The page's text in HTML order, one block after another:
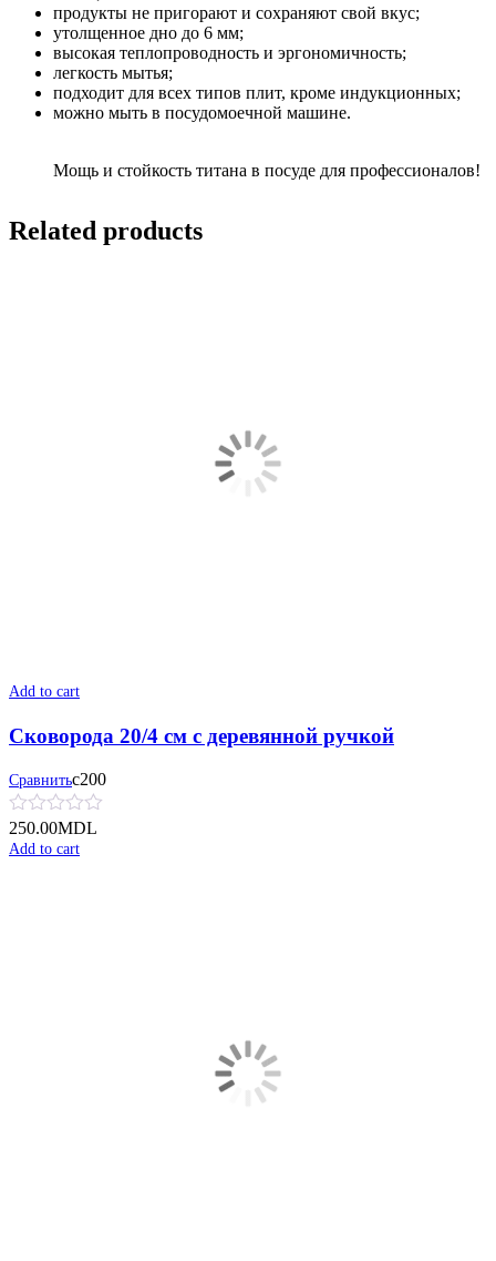
продукты не пригорают и сохраняют свой вкус;
утолщенное дно до 6 мм;
высокая теплопроводность и эргономичность;
легкость мытья;
подходит для всех типов плит, кроме индукционных;
можно мыть в посудомоечной машине.
Мощь и стойкость титана в посуде для профессионалов!
Related products
Add to cart
Сковорода 20/4 см с деревянной ручкой
Сравнитьс200
250.00MDL
Add to cart